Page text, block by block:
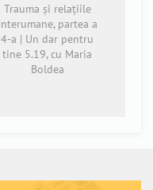
Trauma și relațiile
partea a
4-a | Un dar pentru
tine 5.19, cu Maria
Boldea